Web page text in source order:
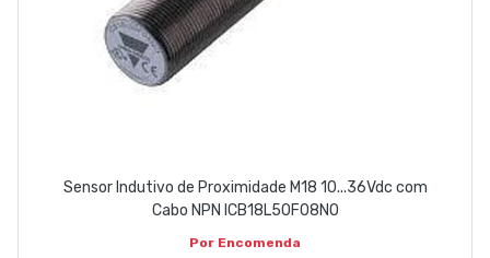
Sensor Indutivo de Proximidade M18 10...36Vdc com
Cabo NPN ICB18L50F08NO
Por Encomenda